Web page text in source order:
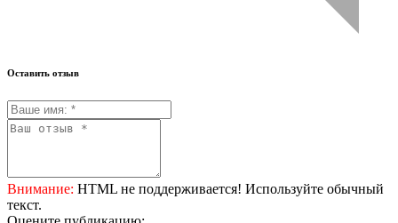
Оставить отзыв
Внимание: HTML не поддерживается! Используйте обычный
текст.